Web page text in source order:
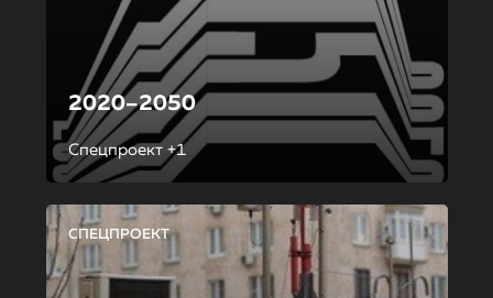
2020–2050
Спецпроект +1
СПЕЦПРОЕКТ